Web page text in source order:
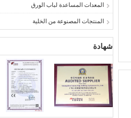
المعدات المساعدة لباب الورق
المنتجات المصنوعة من الخلية
شهادة